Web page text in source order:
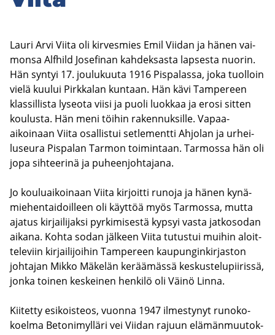
Lauri Arvi Viita oli kir­ves­mies Emil Vii­dan ja hänen vai­
mon­sa Alf­hild Jo­se­fi­nan kah­dek­sas­ta lap­ses­ta nuo­rin.
Hän syn­tyi 17. jou­lu­kuu­ta 1916 Pis­pa­las­sa, joka tuol­loin
vielä kuu­lui Pirk­ka­lan kun­taan. Hän kävi Tam­pe­reen
klas­sil­lis­ta ly­seo­ta viisi ja puoli luok­kaa ja erosi sit­ten
kou­lus­ta. Hän meni töi­hin ra­ken­nuk­sil­le. Vapaa-​
aikoinaan Viita osal­lis­tui set­le­ment­ti Ah­jo­lan ja ur­hei­
luseu­ra Pis­pa­lan Tar­mon toi­min­taan. Tar­mos­sa hän oli
jopa sih­tee­ri­nä ja pu­heen­joh­ta­ja­na.
Jo kou­luai­koi­naan Viita kir­joit­ti ru­no­ja ja hänen ky­nä­
mie­hen­tai­doil­leen oli käyt­töä myös Tar­mos­sa, mutta
aja­tus kir­jai­li­jak­si pyr­ki­mi­ses­tä kyp­syi vasta jat­ko­so­dan
ai­ka­na. Kohta sodan jäl­keen Viita tu­tus­tui mui­hin aloit­
te­le­viin kir­jai­li­joi­hin Tam­pe­reen kau­pun­gin­kir­jas­ton
joh­ta­jan Mikko Mä­ke­län ke­rää­mäs­sä kes­kus­te­lu­pii­ris­sä,
jonka toi­nen kes­kei­nen hen­ki­lö oli Väinö Linna.
Kii­tet­ty esi­kois­teos, vuon­na 1947 il­mes­ty­nyt ru­no­ko­
koel­ma Be­to­ni­myl­lä­ri vei Vii­dan ra­juun elä­män­muu­tok­